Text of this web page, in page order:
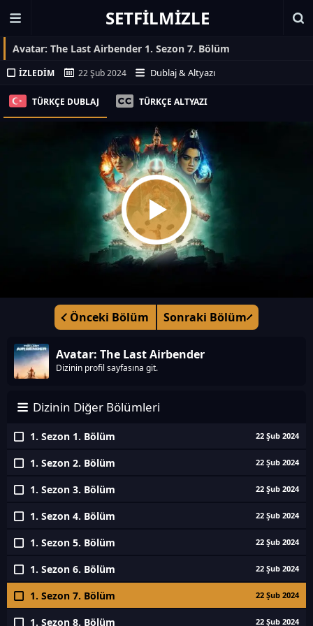
SETFILMIZLE
Avatar: The Last Airbender 1. Sezon 7. Bölüm
İZLEDIM 22 Şub 2024 Dublaj & Altyazı
TÜRKÇE DUBLAJ TÜRKÇE ALTYAZI
Önceki Bölüm Sonraki Bölüm
Avatar: The Last Airbender
Dizinin profil sayfasına git.
Dizinin Diğer Bölümleri
1. Sezon 1. Bölüm 22 Şub 2024
1. Sezon 2. Bölüm 22 Şub 2024
1. Sezon 3. Bölüm 22 Şub 2024
1. Sezon 4. Bölüm 22 Şub 2024
1. Sezon 5. Bölüm 22 Şub 2024
1. Sezon 6. Bölüm 22 Şub 2024
1. Sezon 7. Bölüm 22 Şub 2024
1. Sezon 8. Bölüm 22 Şub 2024